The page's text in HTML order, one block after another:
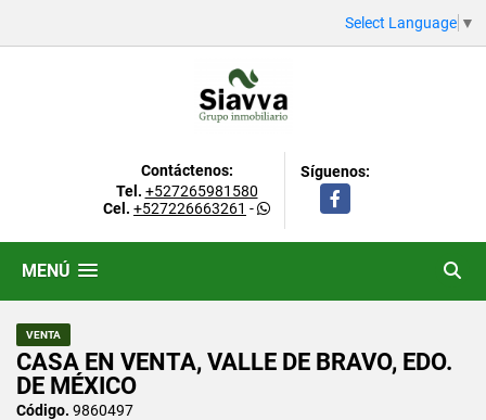
Select Language ▼
Contáctenos:
Tel. +527265981580
Cel. +527226663261 -
Síguenos:
Facebook
MENÚ
VENTA
CASA EN VENTA, VALLE DE BRAVO, EDO.
DE MÉXICO
Código. 9860497